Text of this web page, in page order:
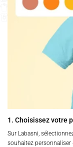
1. Choisissez votre
Sur Labasni,
souhaitez